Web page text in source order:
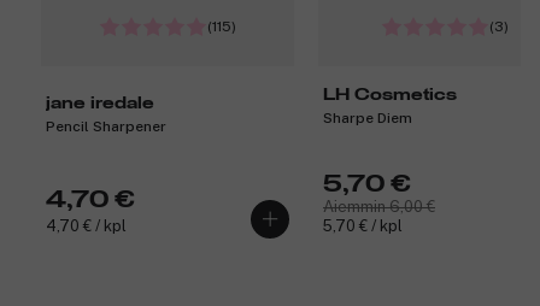
(115)
jane iredale
Pencil Sharpener
4,70 €
4,70 € / kpl
(3)
LH Cosmetics
Sharpe Diem
5,70 €
Aiemmin 6,00 €
5,70 € / kpl